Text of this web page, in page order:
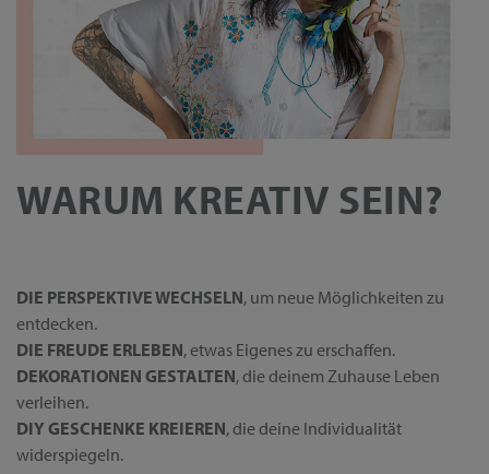
WARUM KREATIV SEIN?
DIE PERSPEKTIVE WECHSELN, um neue Möglichkeiten zu
entdecken.
DIE FREUDE ERLEBEN, etwas Eigenes zu erschaffen.
DEKORATIONEN GESTALTEN, die deinem Zuhause Leben
verleihen.
DIY GESCHENKE KREIEREN, die deine Individualität
widerspiegeln.